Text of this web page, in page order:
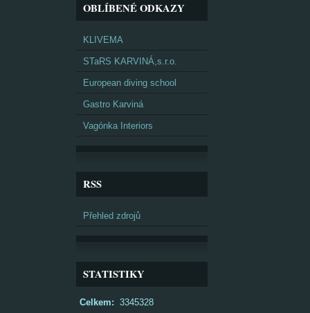
OBLÍBENÉ ODKAZY
KLIVEMA
STaRS KARVINÁ,s.r.o.
European diving school
Gastro Karviná
Vagónka Interiors
RSS
Přehled zdrojů
STATISTIKY
Celkem: 3345328